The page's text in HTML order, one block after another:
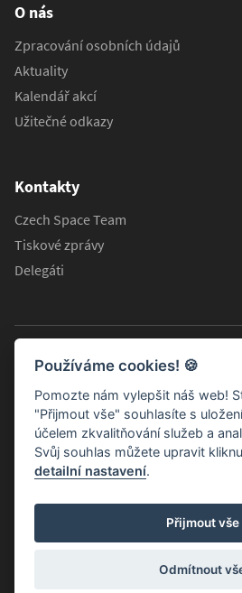
O nás
Zpracování osobních údajů
Aktuality
Kalendář akcí
Užitečné odkazy
Kontakty
Czech Space Team
Tiskové zprávy
Delegáti
Informační stránky Koordinační
© 2026 Všechna práva vyhrazena.
Používáme cookies! 🍪
Pomozte nám vylepšit náš web!
"Přijmout vše" souhlasíte s
účelem zkvalitňování služeb a
Svůj souhlas můžete upravit
detailní nastavení.
Přijmout vše
Odmítnout